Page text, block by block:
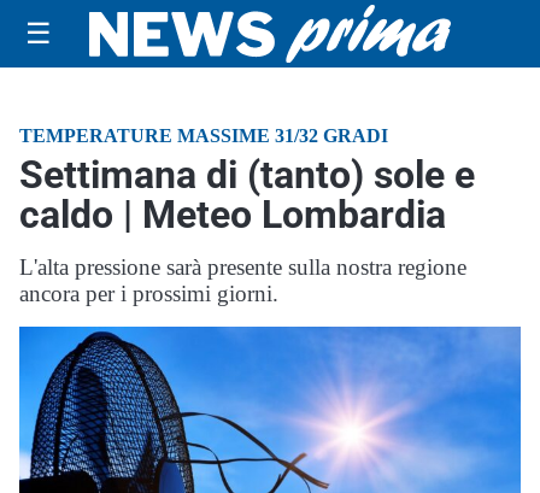
☰
TEMPERATURE MASSIME 31/32 GRADI
Settimana di (tanto) sole e
caldo | Meteo Lombardia
L'alta pressione sarà presente sulla nostra regione
ancora per i prossimi giorni.